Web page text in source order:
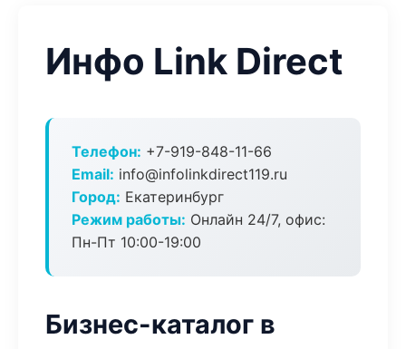
Инфо Link Direct
Телефон: +7-919-848-11-66
Email: info@infolinkdirect119.ru
Город: Екатеринбург
Режим работы: Онлайн 24/7, офис:
Пн-Пт 10:00-19:00
Бизнес-каталог в